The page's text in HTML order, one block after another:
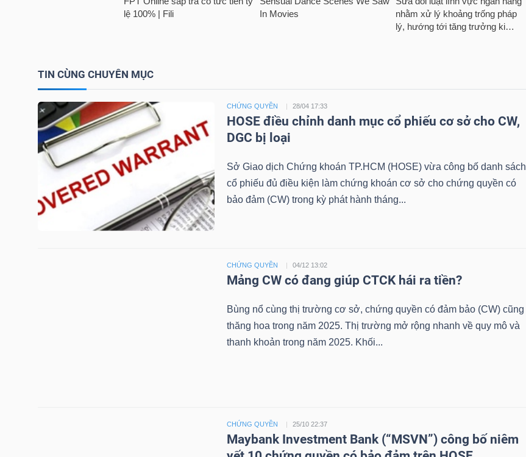
TIN CÙNG CHUYÊN MỤC
CHỨNG QUYỀN 28/04 17:33
HOSE điều chỉnh danh mục cổ phiếu cơ sở cho CW,
DGC bị loại
Sở Giao dịch Chứng khoán TP.HCM (HOSE) vừa công bố danh sách
cổ phiếu đủ điều kiện làm chứng khoán cơ sở cho chứng quyền có
bảo đảm (CW) trong kỳ phát hành tháng...
CHỨNG QUYỀN 04/12 13:02
Mảng CW có đang giúp CTCK hái ra tiền?
Bùng nổ cùng thị trường cơ sở, chứng quyền có đảm bảo (CW) cũng
thăng hoa trong năm 2025. Thị trường mở rộng nhanh về quy mô và
thanh khoản trong năm 2025. Khối...
CHỨNG QUYỀN 25/10 22:37
Maybank Investment Bank (“MSVN”) công bố niêm
PHÂN
TÍCH
VIETSTOCKFINANCE
MÔ